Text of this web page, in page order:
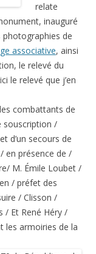
relate
inauguré
photographies de
associative, ainsi
le relevé du
le relevé que j’en
combattants de
souscription /
d’un secours de
en présence de /
M. Émile Loubet /
/ préfet des
/ Clisson /
/ Et René Héry /
les armoiries de la